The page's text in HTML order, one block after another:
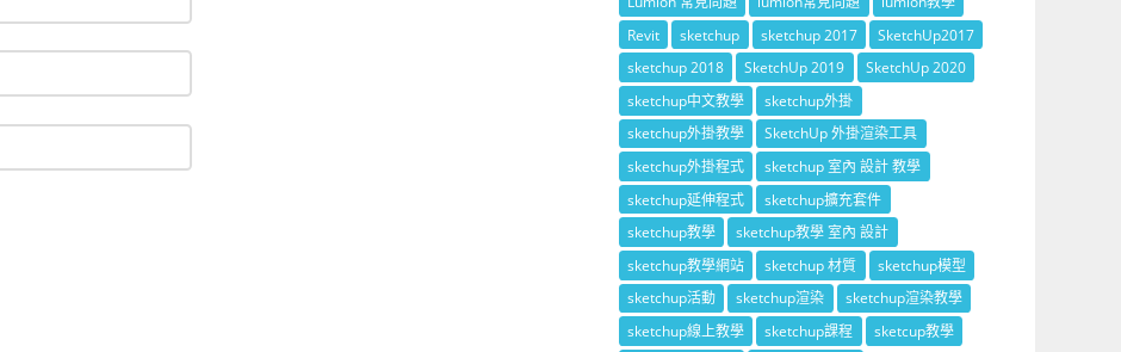
Revit
sketchup sketchup 2017
SketchUp2017
sketchup 2018
SketchUp 2019
SketchUp 2020
sketchup中文教學
sketchup外掛
sketchup外掛教學
SketchUp 外掛渲染工具
sketchup外掛程式
sketchup 室內 設計 教學
sketchup延伸程式
sketchup擴充套件
sketchup教學
sketchup教學 室內 設計
sketchup教學網站
sketchup 材質
sketchup模型
sketchup活動
sketchup渲染
sketchup渲染教學
sketchup線上教學
sketchup課程
sketcup教學